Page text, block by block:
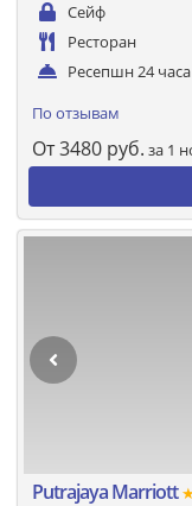
Сейф
Ресторан
Ресепшн 24 часа
По отзывам
От3480 руб. за 1
Putrajaya Marriott